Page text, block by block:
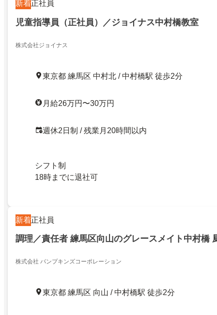
新着正社員
児童指導員（正社員）／ジョイナス中村橋教室
株式会社ジョイナス
東京都 練馬区 中村北 / 中村橋駅 徒歩2分
月給26万円〜30万円
週休2日制 / 残業月20時間以内
シフト制
18時までに退社可
新着正社員
調理／責任者 練馬区向山のグレースメイト中村橋
株式会社 パンプキンズコーポレーション
東京都 練馬区 向山 / 中村橋駅 徒歩2分